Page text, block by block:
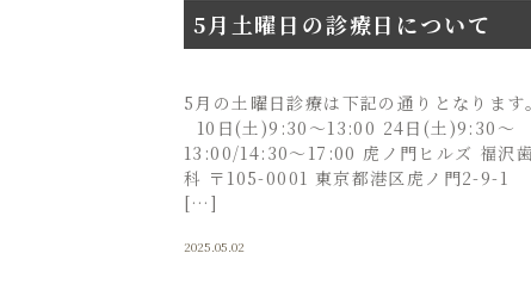
5月土曜日の診療日について
5月の土曜日診療は下記の通りとなります。
10日(土)9:30〜13:00 24日(土)9:30〜
13:00/14:30～17:00 虎ノ門ヒルズ 福沢
科 〒105-0001 東京都港区虎ノ門2-9-1
[…]
2025.05.02